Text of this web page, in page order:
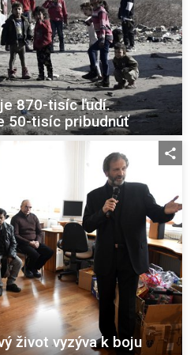
870-tisíc ľudí.
50-tisíc pribudnúť
život vyzýva k boju